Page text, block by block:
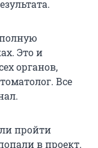
Это и
органов,
Все
пройти
в проект.